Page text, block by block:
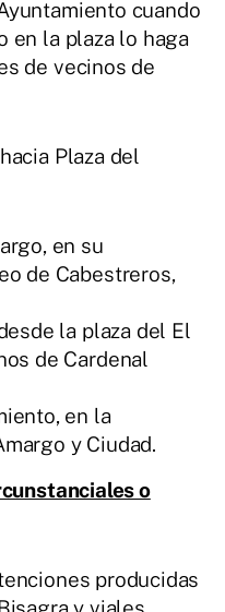
cuando
en la plaza lo haga
de vecinos de
Plaza del
en su
de Cabestreros,
la plaza del El
de Cardenal
en la
y Ciudad.
o
producidas